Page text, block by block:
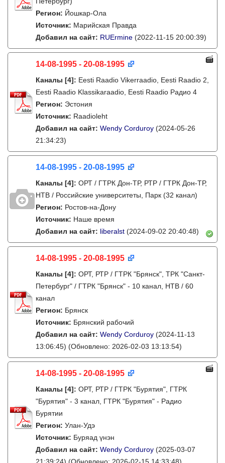
Регион: Йошкар-Ола
Источник: Марийская Правда
Добавил на сайт: RUErmine (2022-11-15 20:00:39)
14-08-1995 - 20-08-1995
Каналы [4]: Eesti Raadio Vikerraadio, Eesti Raadio 2,
Eesti Raadio Klassikaraadio, Eesti Raadio Радио 4
Регион: Эстония
Источник: Raadioleht
Добавил на сайт: Wendy Corduroy (2024-05-26
21:34:23)
14-08-1995 - 20-08-1995
Каналы [4]: ОРТ / ГТРК Дон-ТР, РТР / ГТРК Дон-ТР,
НТВ / Российские университеты, Парк (32 канал)
Регион: Ростов-на-Дону
Источник: Наше время
Добавил на сайт: liberalst (2024-09-02 20:40:48)
14-08-1995 - 20-08-1995
Каналы [4]: ОРТ, РТР / ГТРК "Брянск", ТРК "Санкт-
Петербург" / ГТРК "Брянск" - 10 канал, НТВ / 60
канал
Регион: Брянск
Источник: Брянский рабочий
Добавил на сайт: Wendy Corduroy (2024-11-13
13:06:45) (Обновлено: 2026-02-03 13:13:54)
14-08-1995 - 20-08-1995
Каналы [4]: ОРТ, РТР / ГТРК "Бурятия", ГТРК
"Бурятия" - 3 канал, ГТРК "Бурятия" - Радио
Бурятии
Регион: Улан-Удэ
Источник: Буряад үнэн
Добавил на сайт: Wendy Corduroy (2025-03-07